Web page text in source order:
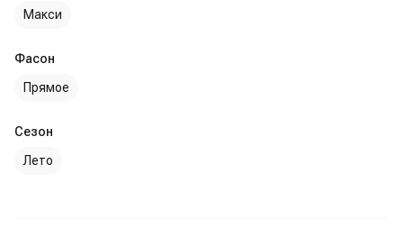
Макси
Фасон
Прямое
Сезон
Лето